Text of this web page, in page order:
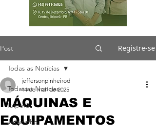
Post Registre-se
Todas as Notícias
Ibiporã
Jataizinho
Todas as Notícias
MÁQUINAS E
EQUIPAMENTOS
jeffersonpinheirod
14 de mar. de 2025